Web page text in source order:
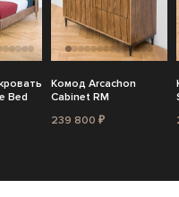
Bed
Комод Arcachon
Cabinet RM
239 800 ₽